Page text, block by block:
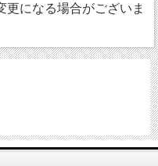
になる場合がございま